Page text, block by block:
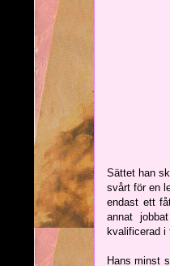
Sättet han
svårt för en
endast ett
annat
kvalificerad i
Hans minst